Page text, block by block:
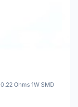
Ohms 1W SMD